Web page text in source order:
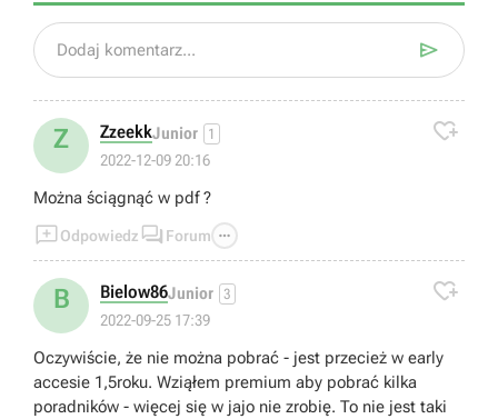
Dodaj komentarz... 
Z ZzeekkJunior 1
2022-12-09 20:16

Można ściągnąć w pdf ?
Odpowiedz  Forum 
B Bielow86Junior 3
2022-09-25 17:39

Oczywiście, że nie można pobrać - jest przecież w early
accesie 1,5roku. Wziąłem premium aby pobrać kilka
poradników - więcej się w jajo nie zrobię. To nie jest taki